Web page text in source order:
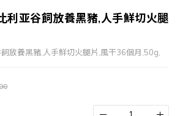
利亚谷飼放養黑豬,人手鮮切火腿
放養黑豬,人手鮮切火腿片,風干36個月,50g,